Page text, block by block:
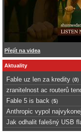
Přejít na videa
Aktuality
Fable uz len za kredity (0)
zranitelnost ac routerů
Fable 5 is back (5)
Anthropic vypol
Jak odhalit falešný USB